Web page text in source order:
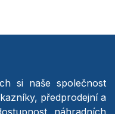
si naše společnost
předprodejní a
náhradních